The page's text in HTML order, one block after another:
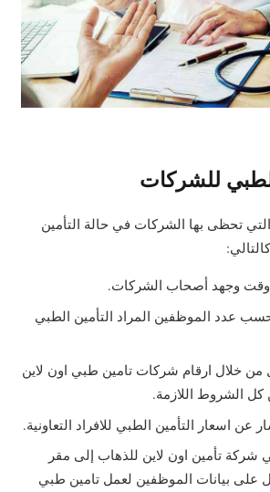
للشركات
تحظى بها الشركات في حالة التأمين
وقت وجهد أصحاب الشركات.
عدد الموظفين المراد التأمين الطبي
من خلال ارقام شركات تامين طبي اون لاين
كل الشروط اللازمة.
عن اسعار التأمين الطبي للافراد التعاونية.
شركة تأمين اون لاين للذهاب إلى مقر
على بيانات الموظفين لعمل تامين طبي